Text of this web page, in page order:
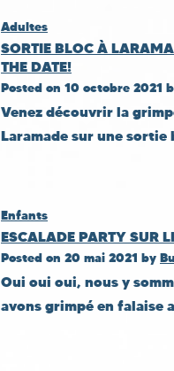
Adultes
SORTIE BLOC À
THE DATE!
Posted on 10 octobre 2021
Venez découvrir la
Laramade sur une
Enfants
ESCALADE PARTY SUR
Posted on 20 mai 2021 by
Oui oui oui, nous y
avons grimpé en falaise